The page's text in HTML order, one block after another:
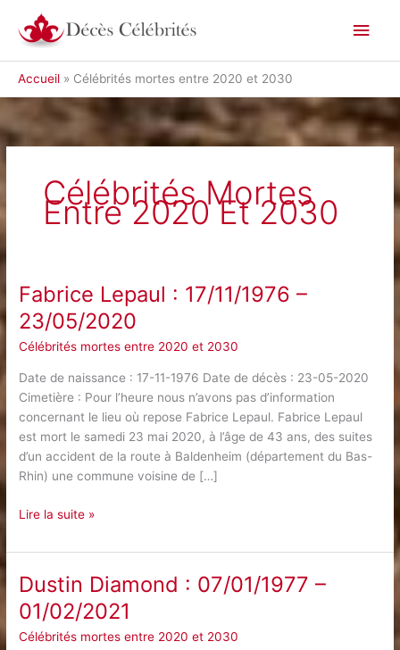
contenu
Accueil Célébrités mortes entre 2020 et 2030
Célébrités Mortes
Entre 2020 Et 2030
Fabrice Lepaul : 17/11/1976 –
23/05/2020
Célébrités mortes entre 2020 et 2030
Date de naissance : 17-11-1976 Date de décès : 23-05-2020
Cimetière : Pour l’heure nous n’avons pas d’information
concernant le lieu où repose Fabrice Lepaul. Fabrice Lepaul
est mort le samedi 23 mai 2020, à l’âge de 43 ans, des suites
d’un accident de la route à Baldenheim (département du Bas-
Rhin) une commune voisine de […]
Fabrice
:
–
23/05/2020
Lire la suite »
Dustin Diamond : 07/01/1977 –
01/02/2021
Célébrités mortes entre 2020 et 2030